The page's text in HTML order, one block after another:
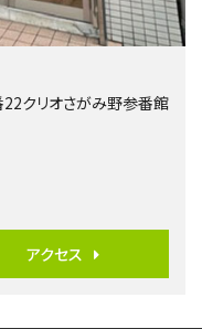
万円
19分・ 歩8分
。 …
4ＬＤＫ
さがみ野駅
クリオさがみ野参番館
アクセス